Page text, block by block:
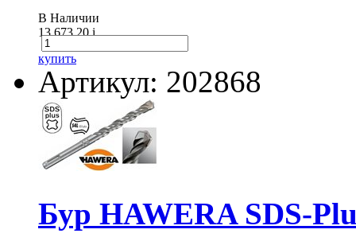
В Наличии
13 673.20i
купить
Артикул: 202868
Бур HAWERA SDS-